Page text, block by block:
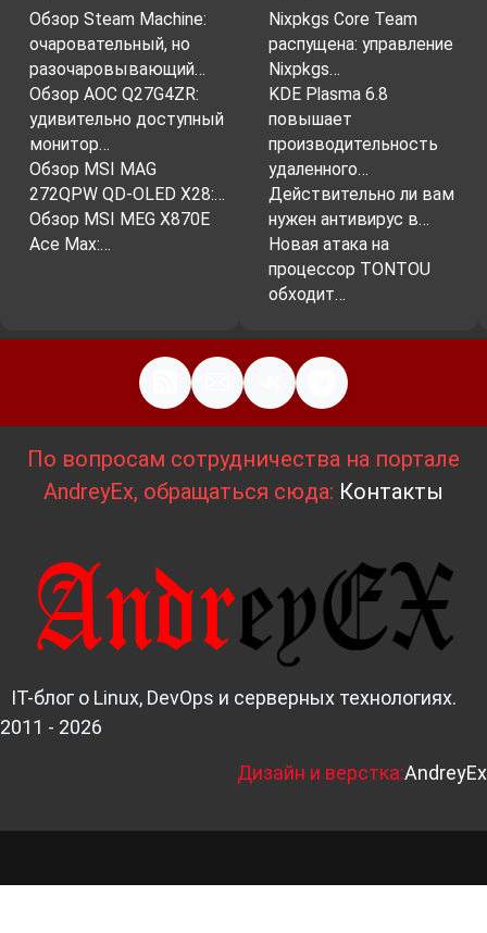
Обзор Steam Machine:
очаровательный, но
разочаровывающий…
Обзор AOC Q27G4ZR:
удивительно доступный
монитор…
Обзор MSI MAG
272QPW QD-OLED X28:…
Обзор MSI MEG X870E
Ace Max:…
Nixpkgs Core Team
распущена: управление
Nixpkgs…
KDE Plasma 6.8
повышает
производительность
удаленного…
Действительно ли вам
нужен антивирус в…
Новая атака на
процессор TONTOU
обходит…
По вопросам сотрудничества на портале
AndreyEx, обращаться сюда: Контакты
IT-блог о Linux, DevOps и серверных технологиях.
2011 - 2026
Дизайн и верстка:AndreyEx